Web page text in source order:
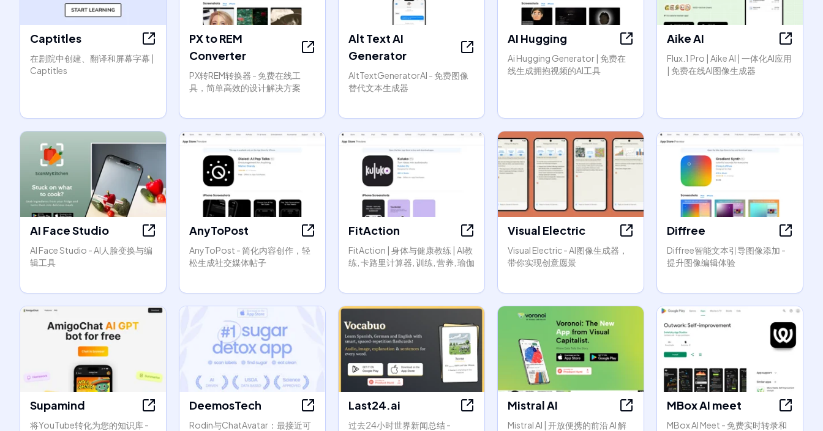
Captitles
在剧院中创建、翻译和屏幕字幕 |
Captitles
PX to REM
Converter
PX转REM转换器 - 免费在线工
具，简单高效的设计解决方案
Alt Text AI
Generator
AltTextGeneratorAI - 免费图像
替代文本生成器
AI Hugging
Ai Hugging Generator | 免费在
线生成拥抱视频的AI工具
Aike AI
Flux.1 Pro | Aike AI | 一体化AI应用
| 免费在线AI图像生成器
AI Face Studio
AI Face Studio - AI人脸变换与编
辑工具
AnyToPost
AnyToPost - 简化内容创作，轻
松生成社交媒体帖子
FitAction
FitAction | 身体与健康教练 | AI教
练, 卡路里计算器, 训练, 营养, 瑜伽
Visual Electric
Visual Electric - AI图像生成器，
带你实现创意愿景
Diffree
Diffree智能文本引导图像添加 -
提升图像编辑体验
Supamind
将YouTube转化为您的知识库 -
DeemosTech
Rodin与ChatAvatar：最接近可
Last24.ai
过去24小时世界新闻总结 -
Mistral AI
Mistral AI | 开放便携的前沿 AI 解
MBox AI meet
MBox AI Meet - 免费实时转录和